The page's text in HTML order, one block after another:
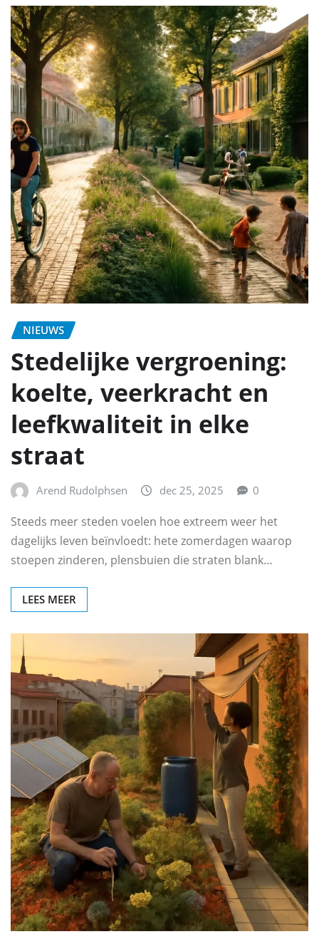
NIEUWS
Stedelijke vergroening:
koelte, veerkracht en
leefkwaliteit in elke
straat
Arend Rudolphsen dec 25, 2025 0
Steeds meer steden voelen hoe extreem weer het
dagelijks leven beïnvloedt: hete zomerdagen waarop
stoepen zinderen, plensbuien die straten blank…
LEES MEER